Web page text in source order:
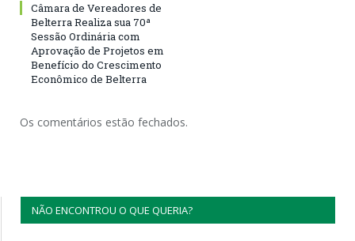
Câmara de Vereadores de
Belterra Realiza sua 70ª
Sessão Ordinária com
Aprovação de Projetos em
Benefício do Crescimento
Econômico de Belterra
Os comentários estão fechados.
NÃO ENCONTROU O QUE QUERIA?